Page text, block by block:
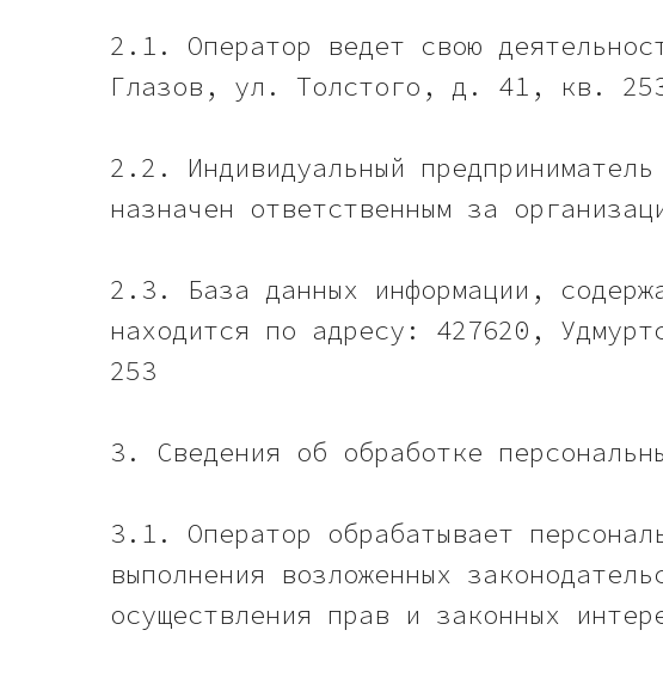
2.1. Оператор ведет свою
Глазов, ул. Толстого, д. 41, кв.
2.2. Индивидуальный
назначен ответственным за
2.3. База данных информации,
находится по адресу: 427620,
253
3. Сведения об обработке
3.1. Оператор обрабатывает
выполнения возложенных
осуществления прав и законных